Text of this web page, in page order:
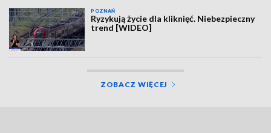
POZNAŃ
Ryzykują życie dla kliknięć. Niebezpieczny
trend [WIDEO]
ZOBACZ WIĘCEJ